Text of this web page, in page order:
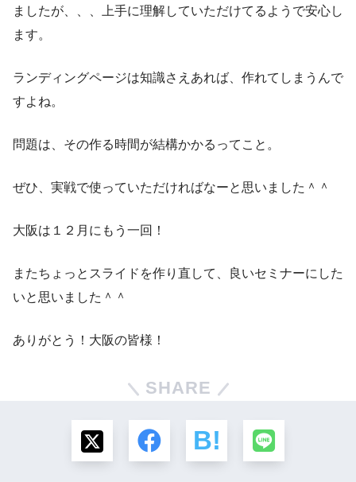
ましたが、、、上手に理解していただけてるようで安心し
ます。
ランディングページは知識さえあれば、作れてしまうんで
すよね。
問題は、その作る時間が結構かかるってこと。
ぜひ、実戦で使っていただければなーと思いました＾＾
大阪は１２月にもう一回！
またちょっとスライドを作り直して、良いセミナーにした
いと思いました＾＾
ありがとう！大阪の皆様！
SHARE